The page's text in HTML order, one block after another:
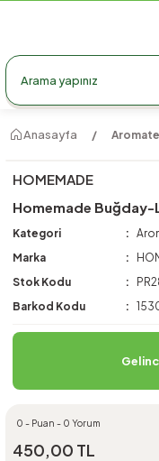
990 TL Üzeri Ücretsiz Kargo
Anasayfa
HOMEMADE
Homemade Buğday-
Kategori
Marka
Stok Kodu
Barkod Kodu
0 - Puan - 0 Yorum
450,00 TL